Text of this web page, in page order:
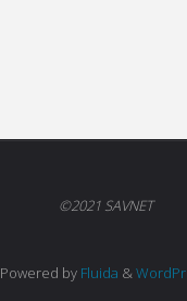
©2021 SAVNET
Powered by Fluida &